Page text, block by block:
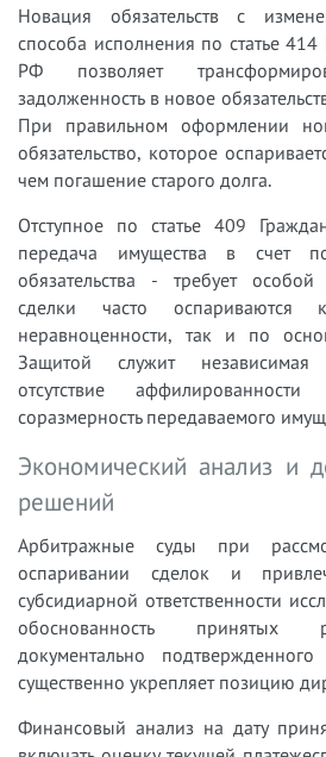
Новация обязательств с
способа исполнения по статье 414
РФ позволяет
задолженность в новое
При правильном оформлении
обязательство, которое
чем погашение старого долга.
Отступное по статье 409
передача имущества в счет
обязательства - требует
сделки часто
неравноценности, так и по
Защитой служит независимая
отсутствие
соразмерность передаваемого
Экономический анализ и
решений
Арбитражные суды при
оспаривании сделок и
субсидиарной ответственности
обоснованность принятых
документально подтвержденного
существенно укрепляет позицию
Финансовый анализ на дату